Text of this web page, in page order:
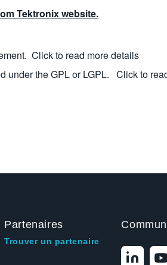
Tektronix website.
Click to read more details
under the GPL or LGPL. Click to
Partenaires
Trouver un partenaire